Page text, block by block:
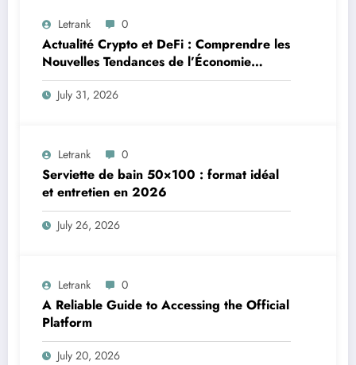
Letrank 0
Actualité Crypto et DeFi : Comprendre les
Nouvelles Tendances de l’Économie
Numérique
July 31, 2026
Letrank 0
Serviette de bain 50×100 : format idéal
et entretien en 2026
July 26, 2026
Letrank 0
A Reliable Guide to Accessing the Official
Platform
July 20, 2026